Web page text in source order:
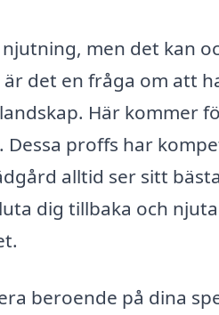
men det kan
det en fråga om att
Här kommer
Dessa proffs har
alltid ser sitt
dig tillbaka och
beroende på dina